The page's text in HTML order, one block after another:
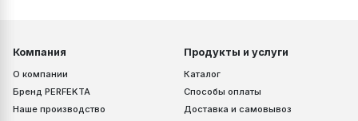
Компания
О компании
Бренд PERFEKTA
Наше производство
Продукты и услуги
Каталог
Способы оплаты
Доставка и самовывоз